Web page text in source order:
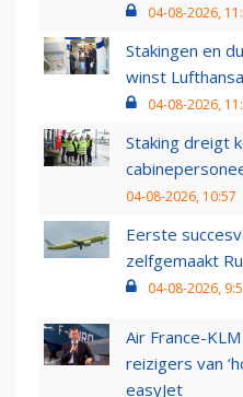
04-08-2026,
Stakingen en
winst
04-08-2026,
Staking dreigt
04-08-2026, 10:57
Eerste
zelfgemaakt
04-08-2026,
Air France-
reizigers van
easyJet